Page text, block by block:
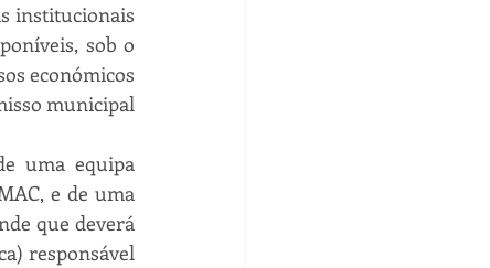
institucionais
sob o
económicos
municipal
uma equipa
e de uma
que deverá
responsável